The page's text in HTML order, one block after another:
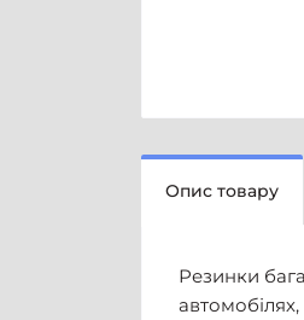
Опис товару
Резинки